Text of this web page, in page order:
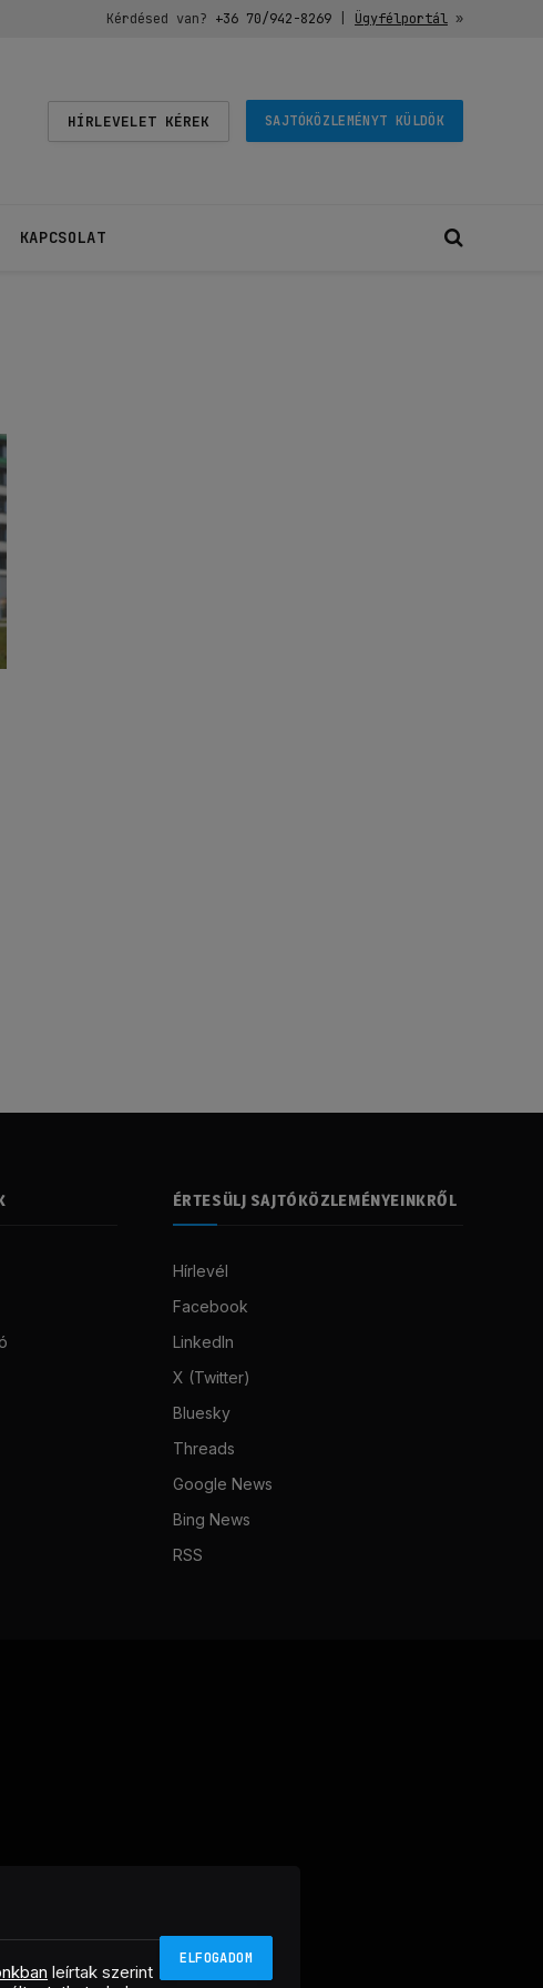
Kérdésed van? +36 70/942-8269| Ügyfélportál»
HÍRLEVELET KÉREK SAJTÓKÖZLEMÉNYT KÜLDÖK
KAPCSOLAT
ÉRTESÜLJ SAJTÓKÖZLEMÉNYEINKRŐL
Hírlevél
Facebook
LinkedIn
X (Twitter)
Bluesky
Threads
Google News
Bing News
RSS
leírtak szerint
ELFOGADOM